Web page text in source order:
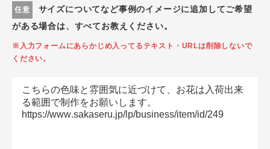
任意
サイズについてなど事例のイメージに追加してご希望
がある場合は、すべてお教えください。
※入力フォームにあらかじめ入ってるテキスト・URLは削除しないで
ください。